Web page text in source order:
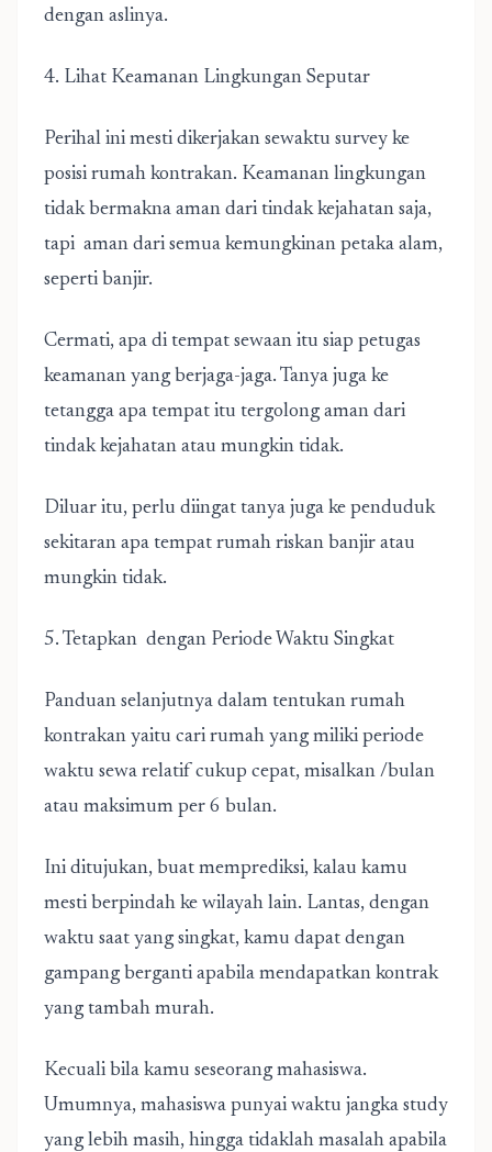
dengan aslinya.
4. Lihat Keamanan Lingkungan Seputar
Perihal ini mesti dikerjakan sewaktu survey ke
posisi rumah kontrakan. Keamanan lingkungan
tidak bermakna aman dari tindak kejahatan saja,
tapi aman dari semua kemungkinan petaka alam,
seperti banjir.
Cermati, apa di tempat sewaan itu siap petugas
keamanan yang berjaga-jaga. Tanya juga ke
tetangga apa tempat itu tergolong aman dari
tindak kejahatan atau mungkin tidak.
Diluar itu, perlu diingat tanya juga ke penduduk
sekitaran apa tempat rumah riskan banjir atau
mungkin tidak.
5. Tetapkan dengan Periode Waktu Singkat
Panduan selanjutnya dalam tentukan rumah
kontrakan yaitu cari rumah yang miliki periode
waktu sewa relatif cukup cepat, misalkan /bulan
atau maksimum per 6 bulan.
Ini ditujukan, buat memprediksi, kalau kamu
mesti berpindah ke wilayah lain. Lantas, dengan
waktu saat yang singkat, kamu dapat dengan
gampang berganti apabila mendapatkan kontrak
yang tambah murah.
Kecuali bila kamu seseorang mahasiswa.
Umumnya, mahasiswa punyai waktu jangka study
yang lebih masih, hingga tidaklah masalah apabila